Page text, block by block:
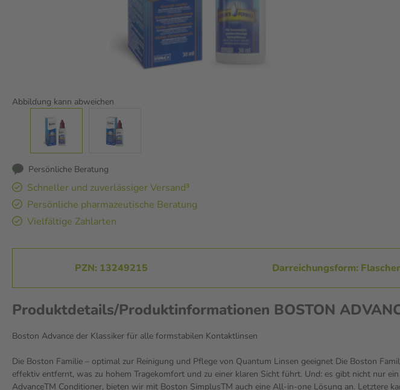
Abbildung kann abweichen
Persönliche Beratung
Schneller und zuverlässiger Versand³
Persönliche pharmazeutische Beratung
Vielfältige Zahlarten
PZN: 13249215 Darreichungsform:
Produktdetails/Produktinformationen BOSTON
Boston Advance der Klassiker für alle formstabilen Kontaktlinsen
Die Boston Familie – optimal zur Reinigung und Pflege von Quantum Linsen geeignet Die Boston
effektiv entfernt, was zu hohem Tragekomfort und zu einer klaren Sicht führt. Und: es gibt nicht nur
AdvanceTM Conditioner, bieten wir mit Boston SimplusTM auch eine All-in-one Lösung an. Letztere